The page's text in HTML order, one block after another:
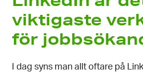
viktigaste
för
I dag syns man allt oftare på